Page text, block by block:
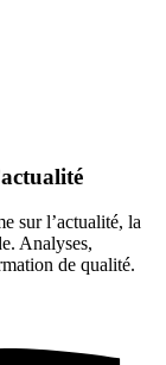
sur l’actualité, la
Analyses,
de qualité.